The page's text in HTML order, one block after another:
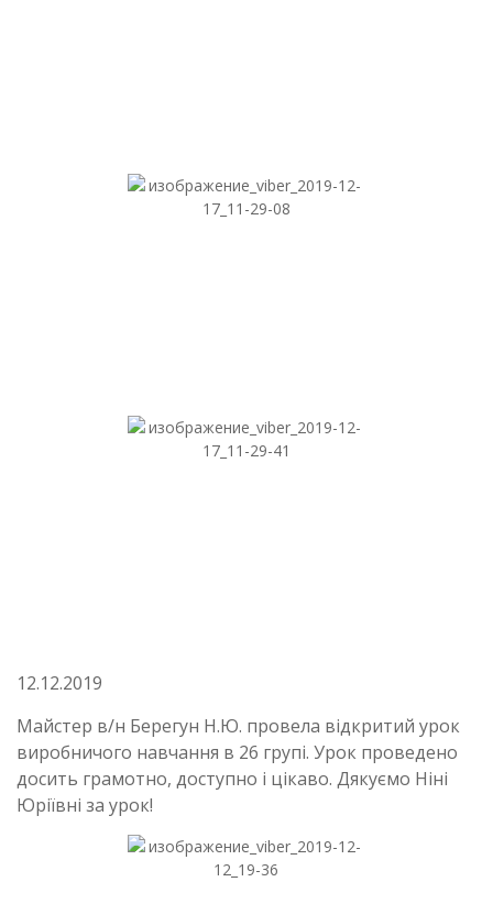
12.12.2019
Майстер в/н Берегун Н.Ю. провела відкритий урок
виробничого навчання в 26 групі. Урок проведено
досить грамотно, доступно і цікаво. Дякуємо Ніні
Юріївні за урок!